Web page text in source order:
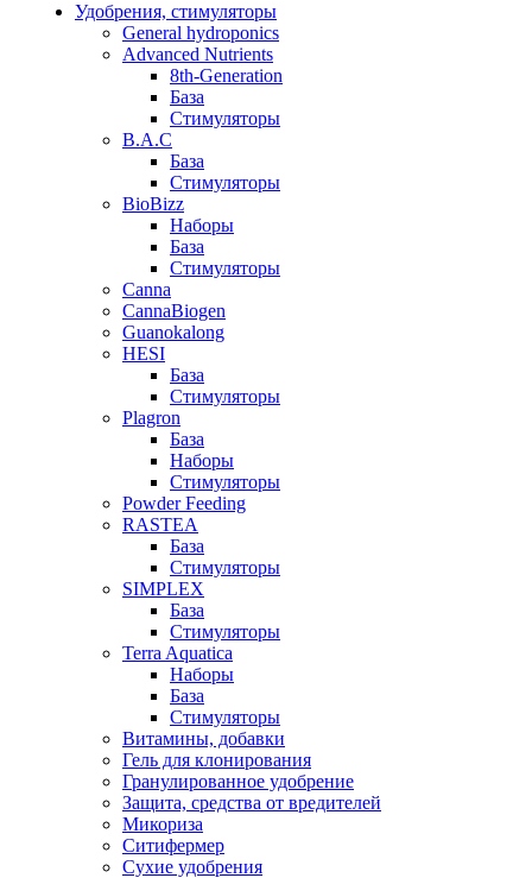
Удобрения, стимуляторы
General hydroponics
Advanced Nutrients
8th-Generation
База
Стимуляторы
B.A.C
База
Стимуляторы
BioBizz
Наборы
База
Стимуляторы
Canna
CannaBiogen
Guanokalong
HESI
База
Стимуляторы
Plagron
База
Наборы
Стимуляторы
Powder Feeding
RASTEA
База
Стимуляторы
SIMPLEX
База
Стимуляторы
Terra Aquatica
Наборы
База
Стимуляторы
Витамины, добавки
Гель для клонирования
Гранулированное удобрение
Защита, средства от вредителей
Микориза
Ситифермер
Сухие удобрения